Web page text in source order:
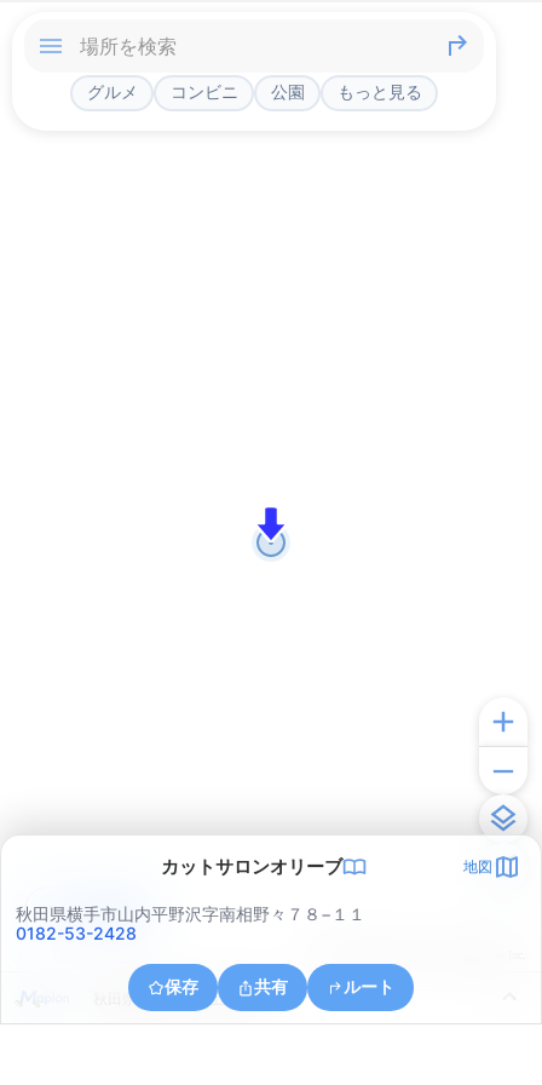
グルメ コンビニ 公園 もっと見る
カットサロンオリーブ 地図
秋田県横手市山内平野沢字南相野々７８−１１
0182-53-2428
保存 共有 ルート
秋田県横手市山内土渕茂竹
アプリで見る